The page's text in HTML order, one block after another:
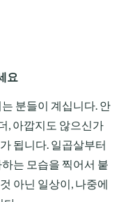
요
분들이 계십니다. 안
, 아깝지도 않으신가
됩니다. 일곱살부터
는 모습을 찍어서 붙
아닌 일상이, 나중에